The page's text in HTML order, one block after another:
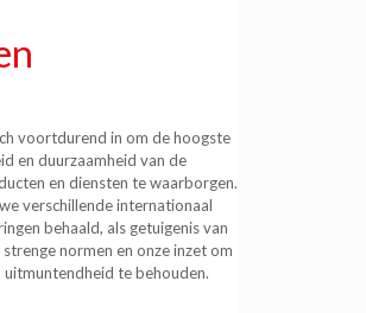
voortdurend in om de hoogste
en duurzaamheid van de
en diensten te waarborgen.
verschillende internationaal
behaald, als getuigenis van
normen en onze inzet om
uitmuntendheid te behouden.